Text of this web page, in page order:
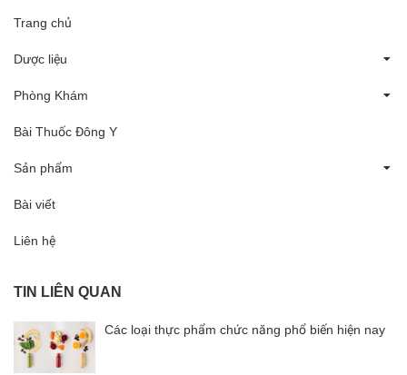
Trang chủ
Dược liệu
Phòng Khám
Bài Thuốc Đông Y
Sản phẩm
Bài viết
Liên hệ
TIN LIÊN QUAN
Các loại thực phẩm chức năng phổ biến hiện nay